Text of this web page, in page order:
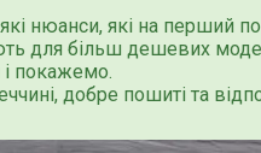
нюанси, які на перший
для більш дешевих
покажемо.
добре пошиті та